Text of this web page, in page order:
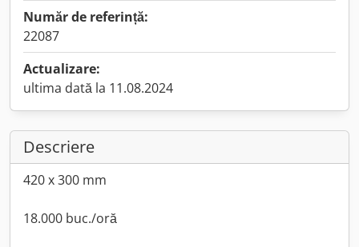
Număr de referință:
22087
Actualizare:
ultima dată la 11.08.2024
Descriere
420 x 300 mm
18.000 buc./oră